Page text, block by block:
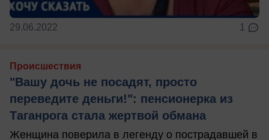
29.06.2022 1
Происшествия
"Вашу дочь не посадят, просто
переведите деньги!": пенсионерка из
Таганрога стала жертвой обмана
Женщина поверила в легенду о пострадавшей в